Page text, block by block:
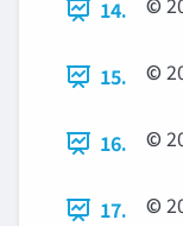
14.
15. ©
16. ©
17. ©